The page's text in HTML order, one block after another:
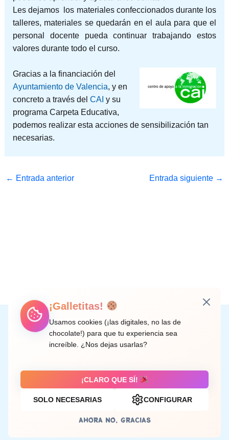
Les dejamos los materiales confeccionados durante los
talleres, materiales se quedarán en el aula para que el
personal docente pueda continuar trabajando estos
valores durante todo el curso.
Gracias a la financiación del
Ayuntamiento de Valencia, y en
concreto a través del CAI y su
programa Carpeta Educativa,
podemos realizar esta acciones de sensibilización tan
necesarias.
← Entrada anterior Entrada siguiente →
Instagram
Facebook
X LinkedIn
Correo electrónico
C/ Doctor Rodríguez de la Fuente, 8 València
Aviso legal
¡Galletitas!
Usamos cookies (¡las digitales, no las de
chocolate!) para que tu experiencia sea
increíble. ¿Nos dejas usarlas?
¡CLARO QUE SÍ!
SOLO NECESARIAS CONFIGURAR
AHORA NO, GRACIAS